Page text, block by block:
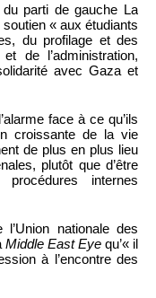
parti de gauche La
« aux étudiants
du profilage et des
de l’administration,
avec Gaza et
face à ce qu’ils
croissante de la vie
de plus en plus lieu
plutôt que d’être
internes
nationale des
Middle East Eye qu’« il
à l’encontre des